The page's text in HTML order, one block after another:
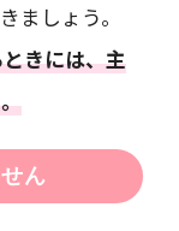
ましょう。
きには、主
ん